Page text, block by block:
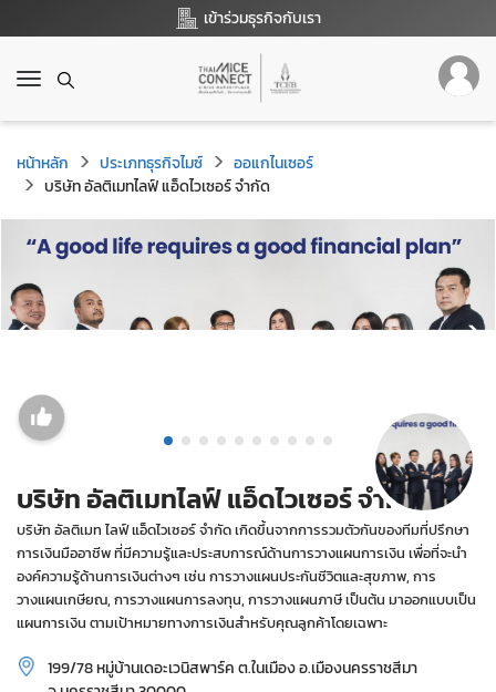
เข้าร่วมธุรกิจกับเรา
T
g
g
l
e
n
a
i
g
a
o
n
หน้าหลัก ประเภทธุรกิจไมซ์
ออแกไนเซอร์
บริษัท อัลติเมทไลฟ์ แอ็ดไวเซอร์ จำกัด
บริษัท อัลติเมทไลฟ์ แอ็ดไวเซอร์ จำกัด
บริษัท อัลติเมท ไลฟ์ แอ็ดไวเซอร์ จำกัด เกิดขึ้นจากการรวมตัวกันของทีมที่ปรึกษา
การเงินมืออาชีพ ที่มีความรู้และประสบการณ์ด้านการวางแผนการเงิน เพื่อที่จะนำ
องค์ความรู้ด้านการเงินต่างๆ เช่น การวางแผนประกันชีวิตและสุขภาพ, การ
วางแผนเกษียณ, การวางแผนการลงทุน, การวางแผนภาษี เป็นต้น มาออกแบบเป็น
แผนการเงิน ตามเป้าหมายทางการเงินสำหรับคุณลูกค้าโดยเฉพาะ
199/78 หมู่บ้านเดอะเวนิสพาร์ค ต.ในเมือง อ.เมืองนครราชสีมา